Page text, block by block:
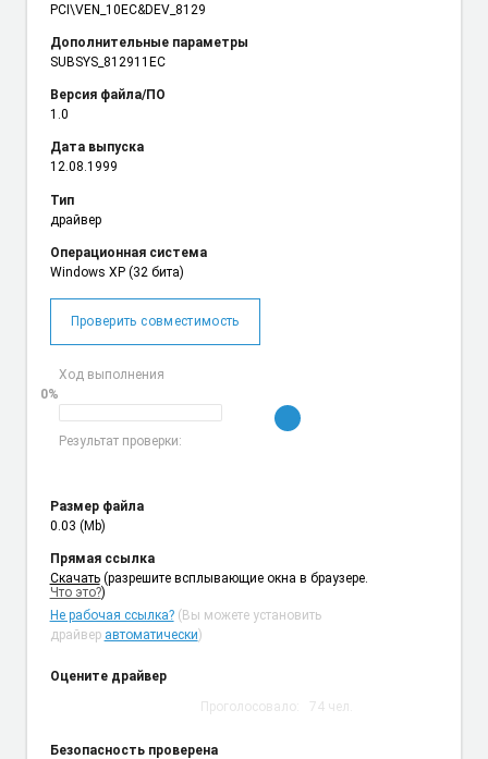
PCI\VEN_10EC&DEV_8129
Дополнительные параметры
SUBSYS_812911EC
Версия файла/ПО
1.0
Дата выпуска
12.08.1999
Тип
драйвер
Операционная система
Windows XP (32 бита)
Проверить совместимость
Ход выполнения
0%
Результат проверки:
Размер файла
0.03 (Mb)
Прямая ссылка
Cкачать (разрешите всплывающие окна в браузере.
Что это?)
Не рабочая ссылка?(Вы можете установить
драйвер автоматически)
Оцените драйвер
Проголосовало: 74 чел.
Безопасность проверена